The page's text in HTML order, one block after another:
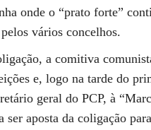
onde o “prato forte”
vários concelhos.
a comitiva
e, logo na tarde do
geral do PCP, à
aposta da coligação